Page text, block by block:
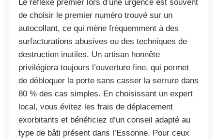
Le réflexe premier lors d’une urgence est souvent
de choisir le premier numéro trouvé sur un
autocollant, ce qui mène fréquemment à des
surfacturations abusives ou des techniques de
destruction inutiles. Un artisan honnête
privilégiera toujours l’ouverture fine, qui permet
de débloquer la porte sans casser la serrure dans
80 % des cas simples. En choisissant un expert
local, vous évitez les frais de déplacement
exorbitants et bénéficiez d’un conseil adapté au
type de bâti présent dans l’Essonne. Pour ceux